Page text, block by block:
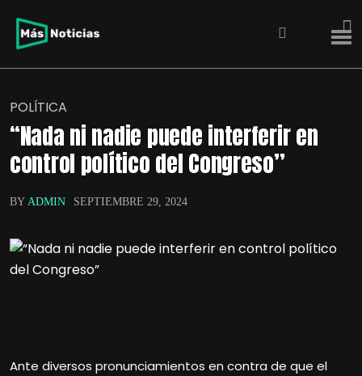
POLÍTICA
“Nada ni nadie puede interferir en
control político del Congreso”
BY ADMIN SEPTIEMBRE 29, 2024
Ante diversos pronunciamientos en contra de que el